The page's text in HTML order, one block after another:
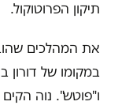
תיקון הפרוטוקול.
את המהלכים
במקומו של דורון
ו"פוטש". נוה